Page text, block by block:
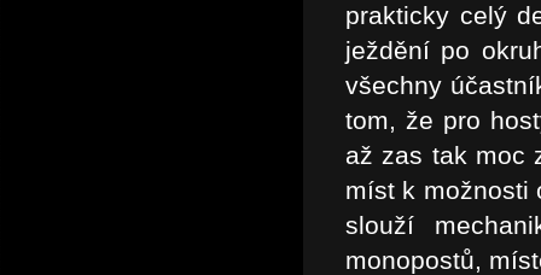
prakticky celý
ježdění po
všechny
tom, že pro
až zas tak moc
míst k možnosti
slouží
monopostů,